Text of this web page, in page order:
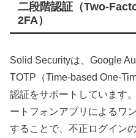
二段階認証（Two-
2FA）
Solid Securityは、Google
TOTP（Time-based One-
認証をサポートしています
ートフォンアプリによるワ
することで、不正ログイン